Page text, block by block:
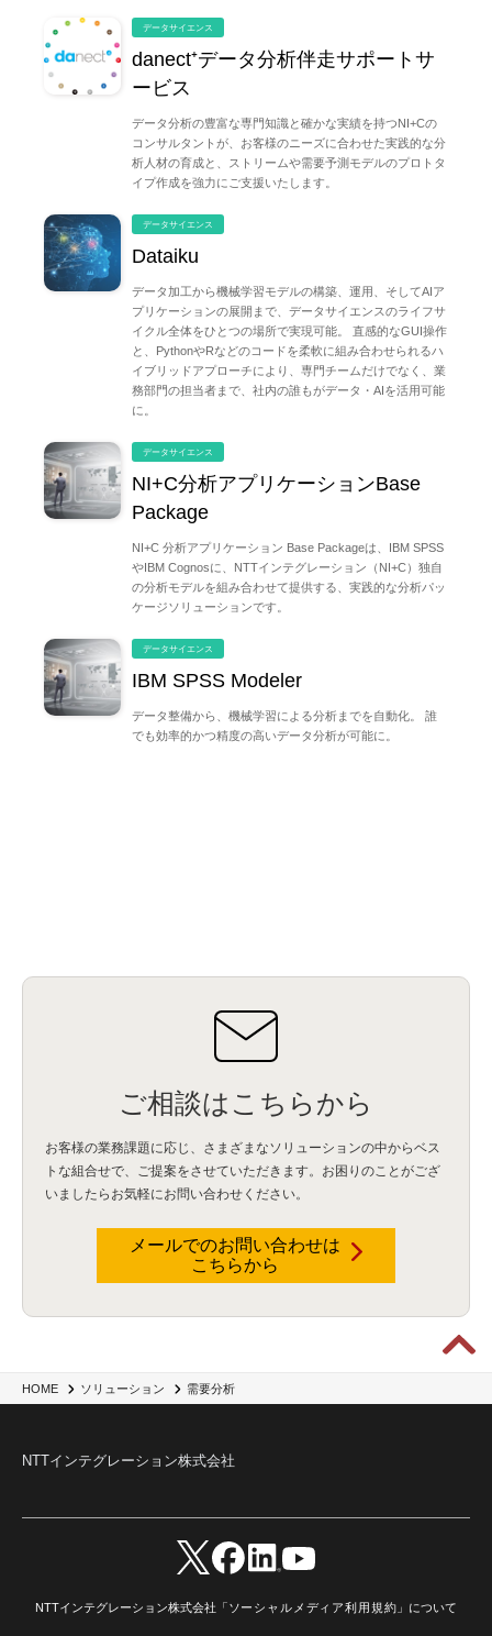
HOME ソリューション 需要分析
データサイエンス
danect⁺データ分析伴走サポートサ
ービス
データ分析の豊富な専門知識と確かな実績を持つNI+Cの
コンサルタントが、お客様のニーズに合わせた実践的な分
析人材の育成と、ストリームや需要予測モデルのプロトタ
イプ作成を強力にご支援いたします。
データサイエンス
Dataiku
データ加工から機械学習モデルの構築、運用、そしてAIア
プリケーションの展開まで、データサイエンスのライフサ
イクル全体をひとつの場所で実現可能。 直感的なGUI操作
と、PythonやRなどのコードを柔軟に組み合わせられるハ
イブリッドアプローチにより、専門チームだけでなく、業
務部門の担当者まで、社内の誰もがデータ・AIを活用可能
に。
データサイエンス
NI+C分析アプリケーションBase
Package
NI+C 分析アプリケーション Base Packageは、IBM SPSS
やIBM Cognosに、NTTインテグレーション（NI+C）独自
の分析モデルを組み合わせて提供する、実践的な分析パッ
ケージソリューションです。
データサイエンス
IBM SPSS Modeler
データ整備から、機械学習による分析までを自動化。 誰
でも効率的かつ精度の高いデータ分析が可能に。
ご相談はこちらから
お客様の業務課題に応じ、さまざまなソリューションの中からベス
トな組合せで、
ご提案をさせていただきます。お困りのことがござ
いましたらお気軽にお問い合わせください。
メールでのお問い合わせは
こちらから
NTTインテグレーション株式会社
NTTインテグレーション株式会社「ソーシャルメディア利用規約 」について